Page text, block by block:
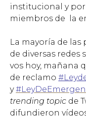
institucional y
miembros de la
La mayoría de las
de diversas redes
vos hoy, mañana
de reclamo
y
trending topic de
difundieron